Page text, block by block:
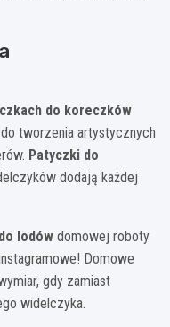
do koreczków
tworzenia artystycznych
Patyczki do
dodają każdej
lodów domowej roboty
Domowe
gdy zamiast
widelczyka.